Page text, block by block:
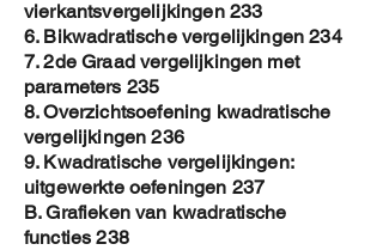
vierkantsvergelijkingen 233
6. Bikwadratische vergelijkingen 234
7. 2de Graad vergelijkingen met
parameters 235
8. Overzichtsoefening kwadratische
vergelijkingen 236
9. Kwadratische vergelijkingen:
uitgewerkte oefeningen 237
B. Grafieken van kwadratische
functies 238